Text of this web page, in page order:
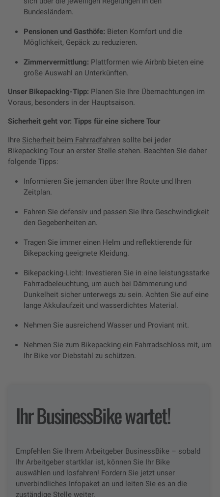
Bundesländern.
Pensionen und Gasthöfe: Bieten Komfort und die
Möglichkeit, Gepäck zu reduzieren.
Zimmervermittlung: Plattformen wie Airbnb bieten eine
große Auswahl an Unterkünften.
Unser Bikepacking-Tipp: Planen Sie Ihre Übernachtungen im
Voraus, besonders in der Hauptsaison.
Sicherheit geht vor: Tipps für eine sichere Tour
Ihre Sicherheit beim Fahrradfahren sollte bei jeder
Bikepacking-Tour an erster Stelle stehen. Beachten Sie daher
folgende Tipps:
Informieren Sie jemanden über Ihre Route und Ihren
Zeitplan.
Fahren Sie defensiv und passen Sie Ihre Geschwindigkeit
den Gegebenheiten an.
Tragen Sie immer einen Helm und reflektierende für
Bikepacking geeignete Kleidung.
Bikepacking-Licht: Investieren Sie in eine leistungsstarke
Fahrradbeleuchtung, um auch bei Dämmerung und
Dunkelheit sicher unterwegs zu sein. Achten Sie auf eine
lange Akkulaufzeit und wasserdichtes Material.
Nehmen Sie ausreichend Wasser und Proviant mit.
Nehmen Sie zum Bikepacking ein Fahrradschloss mit, um
Ihr Bike vor Diebstahl zu schützen.
Ihr BusinessBike wartet!
Empfehlen Sie Ihrem Arbeitgeber BusinessBike – sobald
Ihr Arbeitgeber startklar ist, können Sie Ihr Bike
auswählen und losfahren! Fordern Sie jetzt unser
unverbindliches Infopaket an und leiten Sie es an die
zuständige Stelle weiter.